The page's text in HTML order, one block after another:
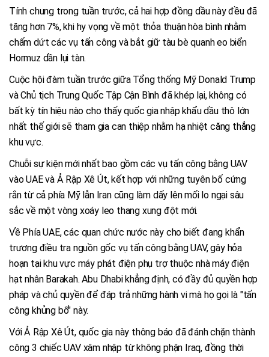
Tính chung trong tuần trước, cả hai hợp đồng dầu này đều đã
tăng hơn 7%, khi hy vọng về một thỏa thuận hòa bình nhằm
chấm dứt các vụ tấn công và bắt giữ tàu bè quanh eo biển
Hormuz dần lụi tàn.
Cuộc hội đàm tuần trước giữa Tổng thống Mỹ Donald Trump
và Chủ tịch Trung Quốc Tập Cận Bình đã khép lại, không có
bất kỳ tín hiệu nào cho thấy quốc gia nhập khẩu dầu thô lớn
nhất thế giới sẽ tham gia can thiệp nhằm hạ nhiệt căng thẳng
khu vực.
Chuỗi sự kiện mới nhất bao gồm các vụ tấn công bằng UAV
vào UAE và Ả Rập Xê Út, kết hợp với những tuyên bố cứng
rắn từ cả phía Mỹ lẫn Iran cũng làm dấy lên mối lo ngại sâu
sắc về một vòng xoáy leo thang xung đột mới.
Về Phía UAE, các quan chức nước này cho biết đang khẩn
trương điều tra nguồn gốc vụ tấn công bằng UAV, gây hỏa
hoạn tại khu vực máy phát điện phụ trợ thuộc nhà máy điện
hạt nhân Barakah. Abu Dhabi khẳng định, có đầy đủ quyền hợp
pháp và chủ quyền để đáp trả những hành vi mà họ gọi là "tấn
công khủng bố" này.
Với Ả Rập Xê Út, quốc gia này thông báo đã đánh chặn thành
công 3 chiếc UAV xâm nhập từ không phận Iraq, đồng thời